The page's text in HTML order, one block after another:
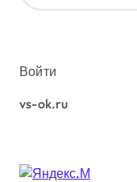
ы
Войти
vs-ok.ru